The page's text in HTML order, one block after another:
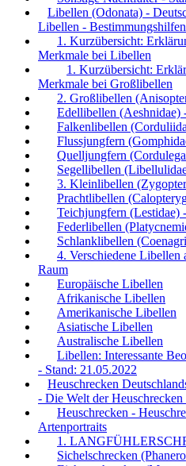
Libellen (Odonata) -
Libellen -
1. Kurzübersicht:
Merkmale bei Libellen
1. Kurzübersicht:
Merkmale bei Großlibellen
2. Großlibellen
Edellibellen (Aeshnidae)
Falkenlibellen
Flussjungfern
Quelljungfern
Segellibellen
3. Kleinlibellen
Prachtlibellen
Teichjungfern (Lestidae)
Federlibellen
Schlanklibellen
4. Verschiedene Libellen
Raum
Europäische Libellen
Afrikanische Libellen
Amerikanische Libellen
Asiatische Libellen
Australische Libellen
Libellen: Interessante
- Stand: 21.05.2022
Heuschrecken
- Die Welt der
Heuschrecken -
Artenportraits
1.
Sichelschrecken